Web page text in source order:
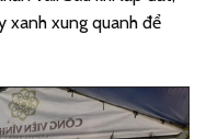
xanh xung quanh để